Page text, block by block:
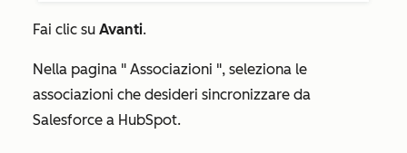
Fai clic su Avanti.
Nella pagina " Associazioni ", seleziona le
associazioni che desideri sincronizzare da
Salesforce a HubSpot.